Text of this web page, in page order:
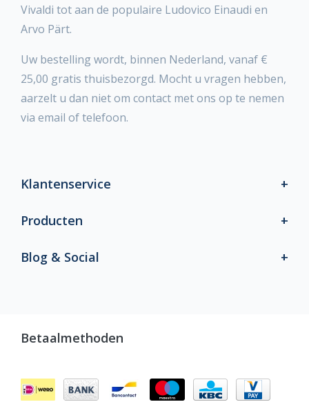
Vivaldi tot aan de populaire Ludovico Einaudi en
Arvo Pärt.
Uw bestelling wordt, binnen Nederland, vanaf €
25,00 gratis thuisbezorgd. Mocht u vragen hebben,
aarzelt u dan niet om contact met ons op te nemen
via email of telefoon.
Klantenservice
Producten
Blog & Social
Betaalmethoden